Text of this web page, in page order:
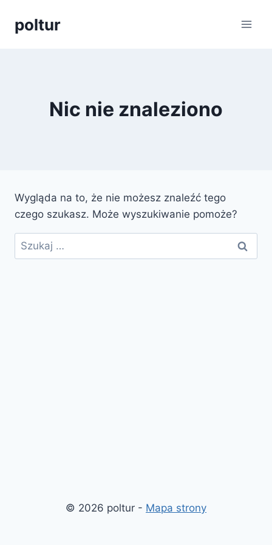
poltur
Nic nie znaleziono
Wygląda na to, że nie możesz znaleźć tego
czego szukasz. Może wyszukiwanie pomoże?
Szukaj:
© 2026 poltur - Mapa strony